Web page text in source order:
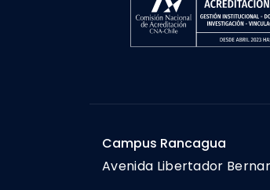
Campus Rancagua
Avenida Libertador